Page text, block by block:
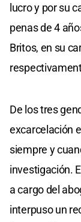
lucro y por su
penas de 4
Britos, en su
De los tres
excarcelación
siempre y
investigación.
a cargo del
interpuso un